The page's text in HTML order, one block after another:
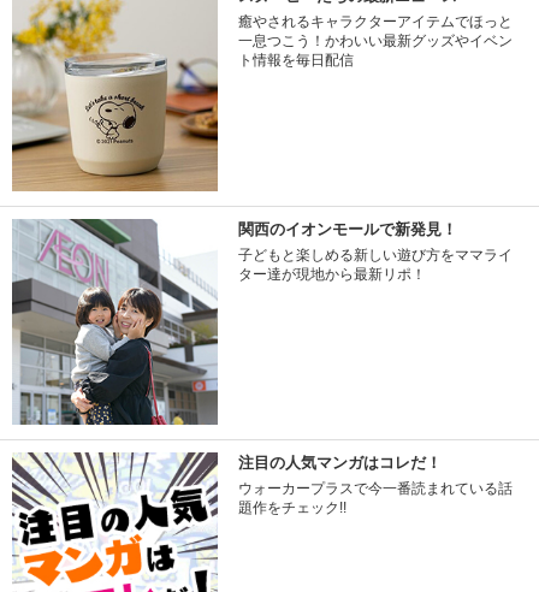
癒やされるキャラクターアイテムでほっと
一息つこう！かわいい最新グッズやイベン
ト情報を毎日配信
関西のイオンモールで新発見！
子どもと楽しめる新しい遊び方をママライ
ター達が現地から最新リポ！
注目の人気マンガはコレだ！
ウォーカープラスで今一番読まれている話
題作をチェック!!